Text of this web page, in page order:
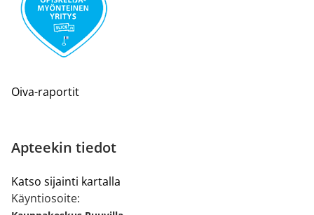
Oiva-raportit
Apteekin tiedot
Katso sijainti kartalla
Käyntiosoite: